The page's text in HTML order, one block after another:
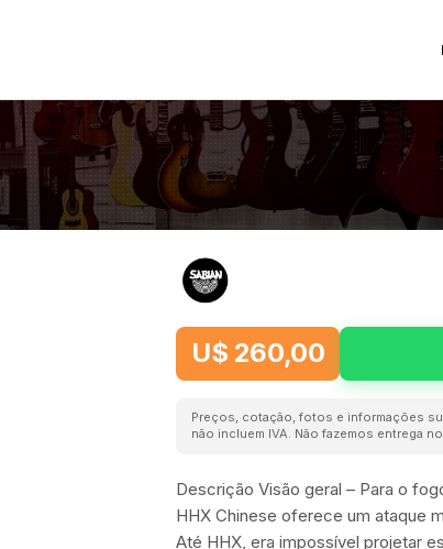
U$ 260,00
Preços, cotação, fotos e informações
não incluem IVA. Não fazemos entrega
Descrição Visão geral – Para o
HHX Chinese oferece um ataque
Até HHX, era impossível projetar